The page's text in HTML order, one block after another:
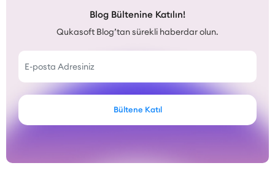
Blog Bültenine Katılın!
Qukasoft Blog’tan sürekli haberdar olun.
Bültene Katıl